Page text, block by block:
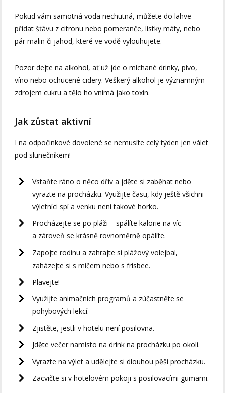
Pokud vám samotná voda nechutná, můžete do lahve
přidat šťávu z citronu nebo pomeranče, lístky máty, nebo
pár malin či jahod, které ve vodě vylouhujete.
Pozor dejte na alkohol, ať už jde o míchané drinky, pivo,
víno nebo ochucené cidery. Veškerý alkohol je významným
zdrojem cukru a tělo ho vnímá jako toxin.
Jak zůstat aktivní
I na odpočinkové dovolené se nemusíte celý týden jen válet
pod slunečníkem!
Vstaňte ráno o něco dřív a jděte si zaběhat nebo
vyrazte na procházku. Využijte času, kdy ještě všichni
výletníci spí a venku není takové horko.
Procházejte se po pláži – spálíte kalorie na víc
a zároveň se krásně rovnoměrně opálíte.
Zapojte rodinu a zahrajte si plážový volejbal,
zaházejte si s míčem nebo s frisbee.
Plavejte!
Využijte animačních programů a zúčastněte se
pohybových lekcí.
Zjistěte, jestli v hotelu není posilovna.
Jděte večer namísto na drink na procházku po okolí.
Vyrazte na výlet a udělejte si dlouhou pěší procházku.
Zacvičte si v hotelovém pokoji s posilovacími gumami.